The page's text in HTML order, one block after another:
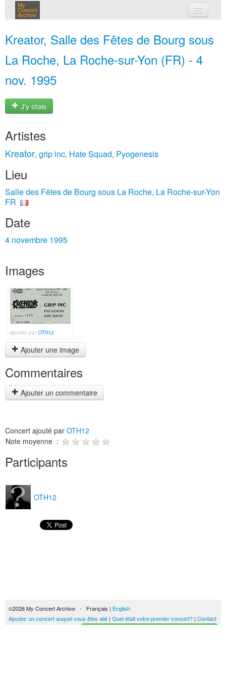
My
Concert
Archive
Kreator, Salle des Fêtes de Bourg sous
La Roche, La Roche-sur-Yon (FR) - 4
nov. 1995
J'y étais
Artistes
Kreator, grip inc, Hate Squad, Pyogenesis
Lieu
Salle des Fêtes de Bourg sous La Roche, La Roche-sur-Yon
FR
Date
4 novembre 1995
Images
ajoutée parOTH12
Ajouter une image
Commentaires
Ajouter un commentaire
Concert ajouté par OTH12
Note moyenne :
Participants
OTH12
©2026 My Concert Archive - Français | English
Ajoutez un concert auquel vous êtes allé | Quel était votre premier concert? | Contact